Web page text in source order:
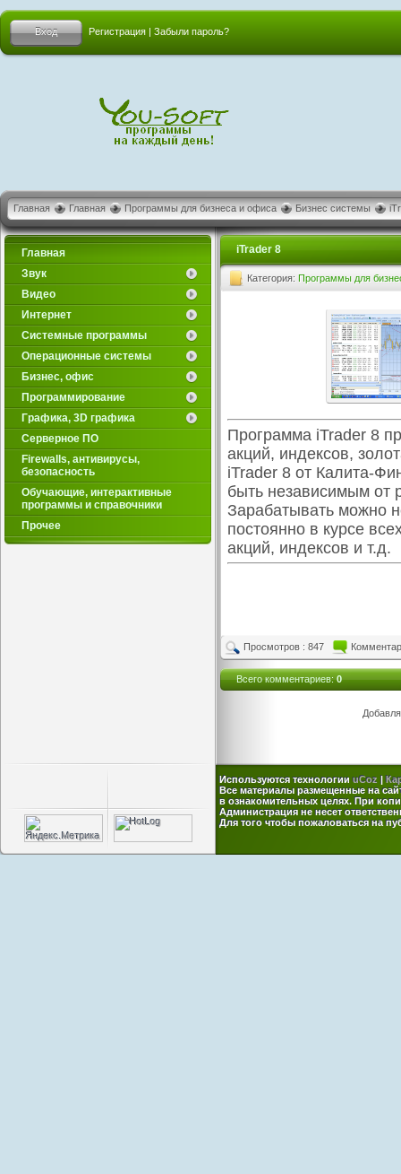
Вход Регистрация | Забыли пароль?
Главная Главная Программы для бизнеса и офиса Бизнес системы
Главная
Звук
Видео
Интернет
Системные программы
Операционные системы
Бизнес, офис
Программирование
Графика, 3D графика
Серверное ПО
Firewalls, антивирусы,
безопасность
Обучающие, интерактивные
программы и справочники
Прочее
iTrader 8
Категория: Программы для
Программа iTrader 8
акций, индексов,
iTrader 8 от Калита-
быть независимым от
Зарабатывать можно
постоянно в курсе
акций, индексов и т.д.
Просмотров : 847
Всего комментариев:0
Используются технологии uCoz |
Все материалы размещенные на
в ознакомительных целях. При
Администрация не несет
Для того чтобы пожаловаться на